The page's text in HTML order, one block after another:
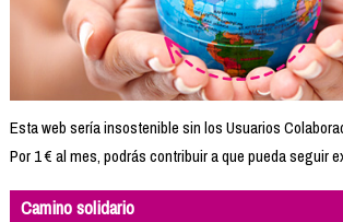
Esta web sería insostenible sin los Usuarios
Por 1 € al mes, podrás contribuir a que pueda seguir
Camino solidario